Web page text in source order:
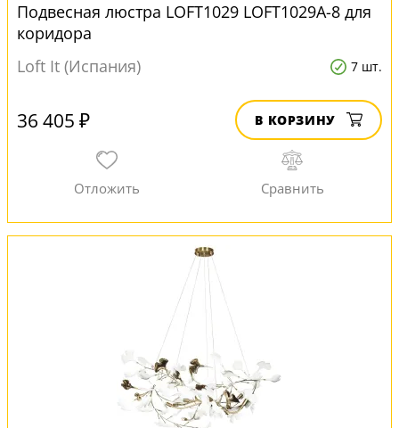
Подвесная люстра LOFT1029 LOFT1029A-8 для
коридора
Loft It (Испания)
7 шт.
36 405 ₽ В КОРЗИНУ